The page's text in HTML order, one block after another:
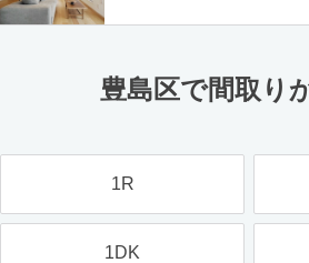
豊島区で間取り
1R
1DK